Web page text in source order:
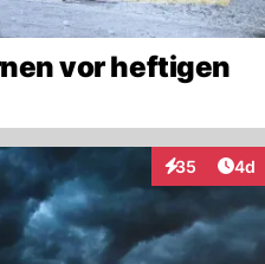
vor heftigen
35
Interaktionen
4d